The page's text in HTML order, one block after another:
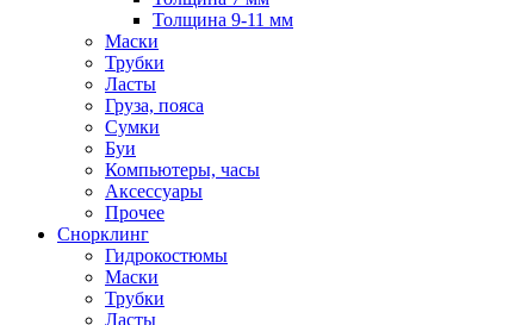
Толщина 9-11 мм
Маски
Трубки
Ласты
Груза, пояса
Сумки
Буи
Компьютеры, часы
Аксессуары
Прочее
Снорклинг
Гидрокостюмы
Маски
Трубки
Ласты